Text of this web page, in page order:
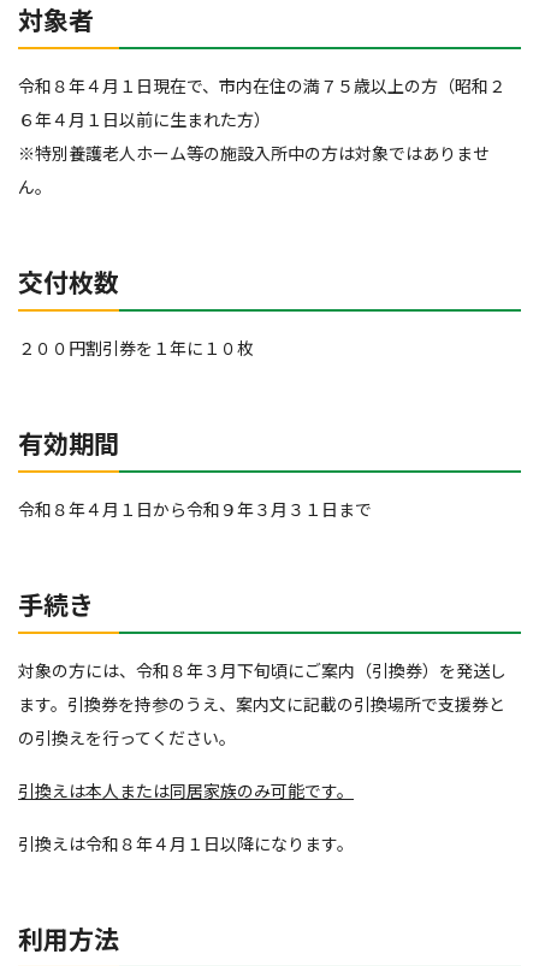
対象者
令和８年４月１日現在で、市内在住の満７５歳以上の方（昭和２
６年４月１日以前に生まれた方）
※特別養護老人ホーム等の施設入所中の方は対象ではありませ
ん。
交付枚数
２００円割引券を１年に１０枚
有効期間
令和８年４月１日から令和９年３月３１日まで
手続き
対象の方には、令和８年３月下旬頃にご案内（引換券）を発送し
ます。引換券を持参のうえ、案内文に記載の引換場所で支援券と
の引換えを行ってください。
引換えは本人または同居家族のみ可能です。
引換えは令和８年４月１日以降になります。
利用方法